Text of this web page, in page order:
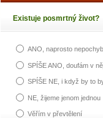
Existuje posmrtný život?
ANO, naprosto
SPÍŠE ANO, doufám v
SPÍŠE NE, i když by to
NE, žijeme jenom jednou
Věřím v převtělení